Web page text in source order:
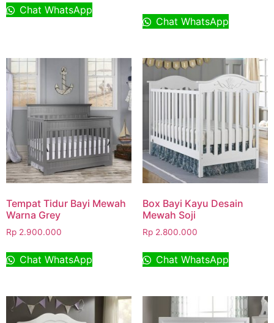
Chat WhatsApp
Chat WhatsApp
Tempat Tidur Bayi Mewah
Warna Grey
Rp 2.900.000
Chat WhatsApp
Box Bayi Kayu Desain
Mewah Soji
Rp2.800.000
Chat WhatsApp